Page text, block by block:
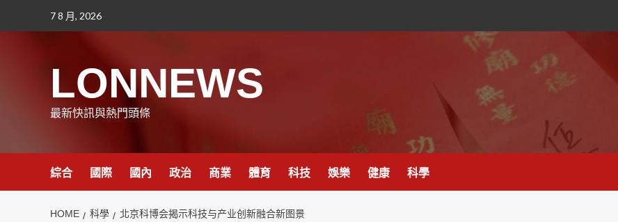
7 8 月, 2026
LONNEWS
最新快訊與熱門頭條
綜合 國際 國內 政治 商業 體育 科技 娛樂 健康 科學
HOME 科學 北京科博会揭示科技与产业创新融合新图景